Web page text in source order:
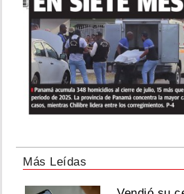
Más Leídas